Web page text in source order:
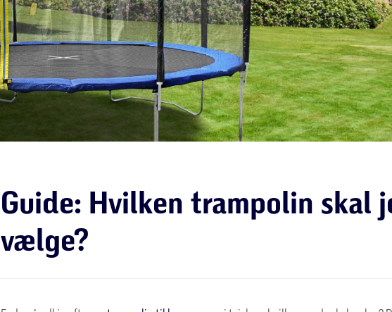
Guide: Hvilken trampolin skal
vælge?